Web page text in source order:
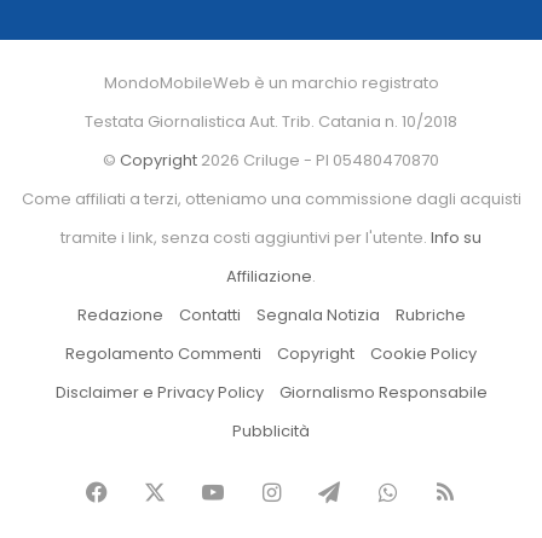
MondoMobileWeb è un marchio registrato
Testata Giornalistica Aut. Trib. Catania n. 10/2018
© Copyright 2026 Criluge - PI 05480470870
Come affiliati a terzi, otteniamo una commissione dagli acquisti
tramite i link, senza costi aggiuntivi per l'utente. Info su
Affiliazione.
Redazione
Contatti Segnala Notizia
Rubriche
Regolamento Commenti
Copyright
Cookie Policy
Disclaimer e Privacy Policy
Giornalismo Responsabile
Pubblicità
Facebook You
InstagramTelegramWhatsApp
RSS